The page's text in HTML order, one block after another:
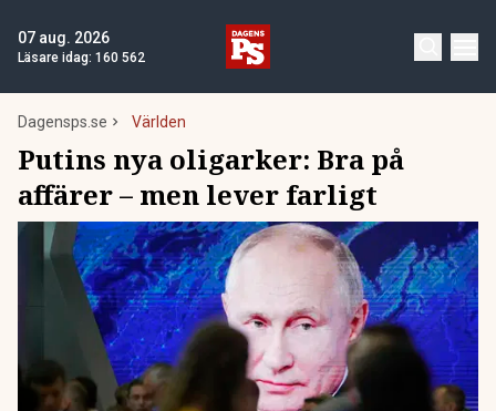
07 aug. 2026
Läsare idag: 160 562
Dagensps.se Världen
Putins nya oligarker: Bra på
affärer – men lever farligt